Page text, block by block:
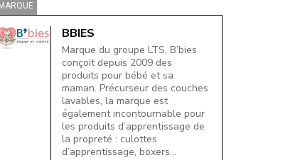
BBIES
Marque du groupe LTS, B’bies
conçoit depuis 2009 des
produits pour bébé et sa
maman. Précurseur des couches
lavables, la marque est
également incontournable pour
les produits d’apprentissage de
la propreté : culottes
d’apprentissage, boxers…